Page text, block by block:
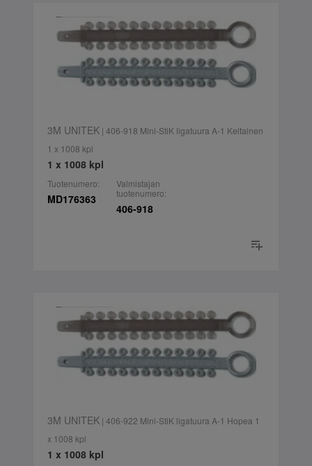
3M UNITEK| 406-918 Mini-StiK ligatuura A-1 Keltainen
1 x 1008 kpl
1 x 1008 kpl
Tuotenumero:
MD176363
Valmistajan
tuotenumero:
406-918
3M UNITEK| 406-922 Mini-StiK ligatuura A-1 Hopea 1
x 1008 kpl
1 x 1008 kpl